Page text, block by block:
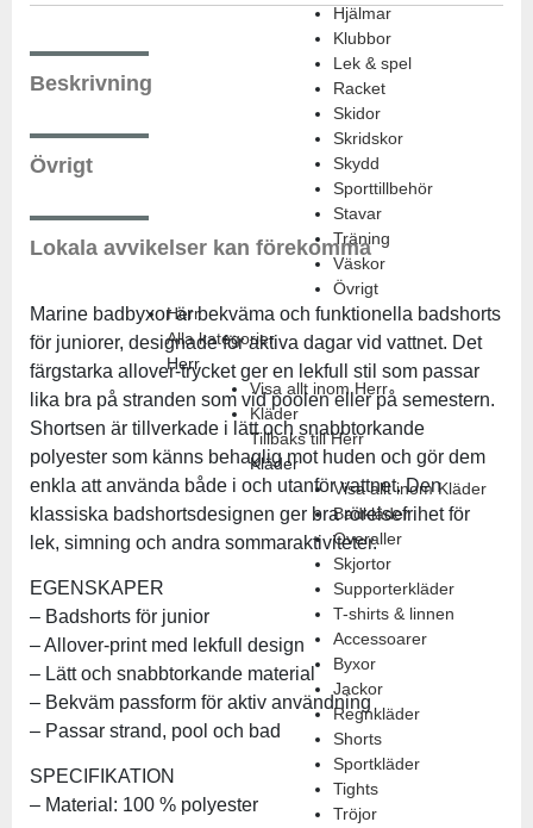
Hjälmar
Klubbor
Lek & spel
Racket
Skidor
Skridskor
Skydd
Sporttillbehör
Stavar
Träning
Väskor
Övrigt
Herr
Alla kategorier
Herr
Visa allt inom Herr
Kläder
Tillbaks till Herr
Kläder
Visa allt inom Kläder
Badkläder
Overaller
Skjortor
Supporterkläder
T-shirts & linnen
Accessoarer
Byxor
Jackor
Regnkläder
Shorts
Sportkläder
Tights
Tröjor
Beskrivning
Övrigt
Lokala avvikelser kan förekomma
Marine badbyxor är bekväma och funktionella badshorts
för juniorer, designade för aktiva dagar vid vattnet. Det
färgstarka allover-trycket ger en lekfull stil som passar
lika bra på stranden som vid poolen eller på semestern.
Shortsen är tillverkade i lätt och snabbtorkande
polyester som känns behaglig mot huden och gör dem
enkla att använda både i och utanför vattnet. Den
klassiska badshortsdesignen ger bra rörelsefrihet för
lek, simning och andra sommaraktiviteter.
EGENSKAPER
– Badshorts för junior
– Allover-print med lekfull design
– Lätt och snabbtorkande material
– Bekväm passform för aktiv användning
– Passar strand, pool och bad
SPECIFIKATION
– Material: 100 % polyester